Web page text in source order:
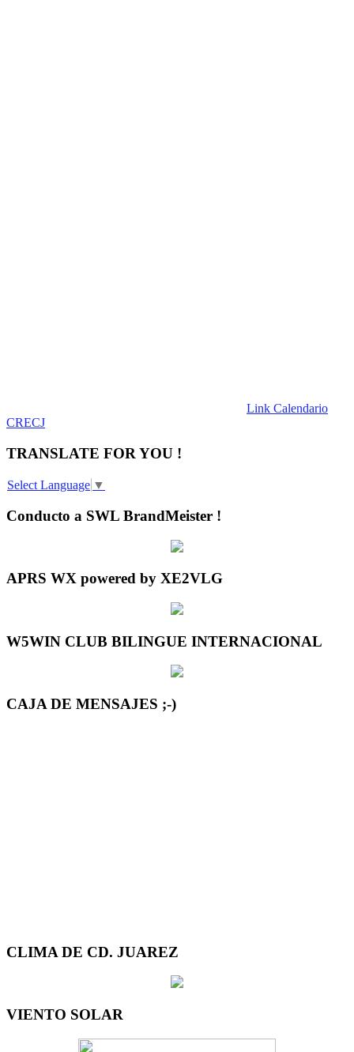
Link Calendario
CRECJ
TRANSLATE FOR YOU !
Select Language ▼
Conducto a SWL BrandMeister !
APRS WX powered by XE2VLG
W5WIN CLUB BILINGUE INTERNACIONAL
CAJA DE MENSAJES ;-)
CLIMA DE CD. JUAREZ
VIENTO SOLAR